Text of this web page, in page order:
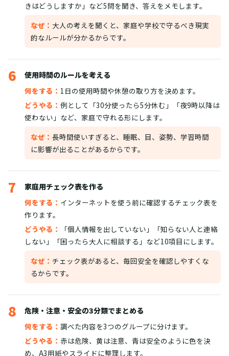
きはどうしますか」など5問を聞き、答えをメモします。
なぜ： 大人の考えを聞くと、家庭や学校で守るべき現実
的なルールが分かるからです。
6
使用時間のルールを考える
何をする： 1日の使用時間や休憩の取り方を決めます。
どうやる： 例として「30分使ったら5分休む」「夜9時以降は
使わない」など、家庭で守れる形にします。
なぜ： 長時間使いすぎると、睡眠、目、姿勢、学習時間
に影響が出ることがあるからです。
7
家庭用チェック表を作る
何をする： インターネットを使う前に確認するチェック表を
作ります。
どうやる：
「個人情報を出していない」「知らない人と連絡
しない」「困ったら大人に相談する」など10項目にします。
なぜ： チェック表があると、毎回安全を確認しやすくな
るからです。
8
危険・注意・安全の3分類でまとめる
何をする： 調べた内容を3つのグループに分けます。
どうやる： 赤は危険、黄は注意、青は安全のように色を決
め、A3用紙やスライドに整理します。